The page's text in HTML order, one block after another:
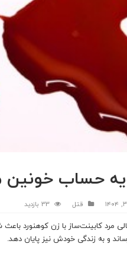
حساب خونین
قتل 33 بازدید
مرد کابینت‌ساز با زن کوهنورد
و به زندگی خودش نیز پایان دهد.